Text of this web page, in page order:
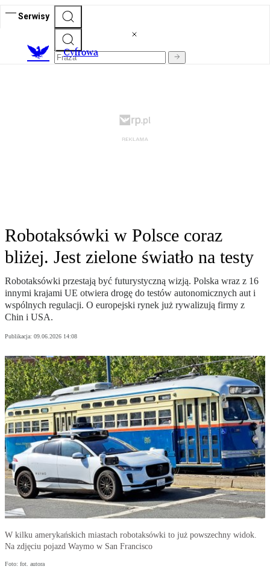
Serwisy
Cyfrowa
Robotaksówki w Polsce coraz
bliżej. Jest zielone światło na testy
Robotaksówki przestają być futurystyczną wizją. Polska wraz z 16
innymi krajami UE otwiera drogę do testów autonomicznych aut i
wspólnych regulacji. O europejski rynek już rywalizują firmy z
Chin i USA.
Publikacja: 09.06.2026 14:08
W kilku amerykańskich miastach robotaksówki to już powszechny widok.
Na zdjęciu pojazd Waymo w San Francisco
Foto: fot. autora